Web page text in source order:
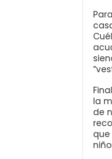
la
de
que